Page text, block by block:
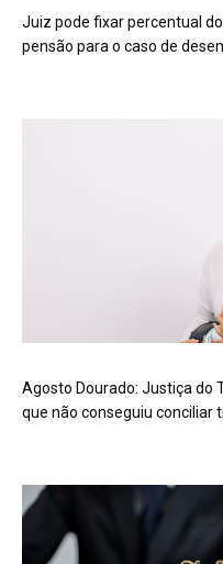
Juiz pode fixar percentual
pensão para o caso de
Agosto Dourado: Justiça do
que não conseguiu conciliar